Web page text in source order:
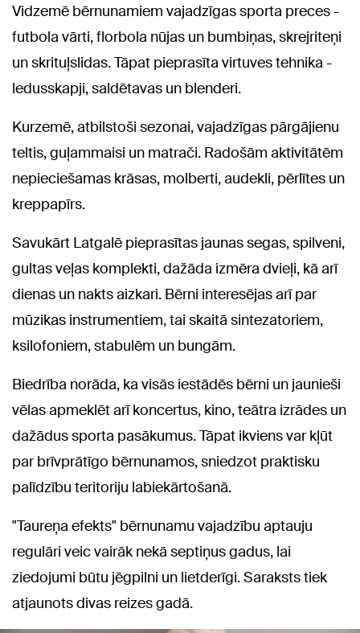
Vidzemē bērnunamiem vajadzīgas sporta preces -
futbola vārti, florbola nūjas un bumbiņas, skrejriteņi
un skrituļslidas. Tāpat pieprasīta virtuves tehnika -
ledusskapji, saldētavas un blenderi.
Kurzemē, atbilstoši sezonai, vajadzīgas pārgājienu
teltis, guļammaisi un matrači. Radošām aktivitātēm
nepieciešamas krāsas, molberti, audekli, pērlītes un
kreppapīrs.
Savukārt Latgalē pieprasītas jaunas segas, spilveni,
gultas veļas komplekti, dažāda izmēra dvieļi, kā arī
dienas un nakts aizkari. Bērni interesējas arī par
mūzikas instrumentiem, tai skaitā sintezatoriem,
ksilofoniem, stabulēm un bungām.
Biedrība norāda, ka visās iestādēs bērni un jaunieši
vēlas apmeklēt arī koncertus, kino, teātra izrādes un
dažādus sporta pasākumus. Tāpat ikviens var kļūt
par brīvprātīgo bērnunamos, sniedzot praktisku
palīdzību teritoriju labiekārtošanā.
"Taureņa efekts" bērnunamu vajadzību aptauju
regulāri veic vairāk nekā septiņus gadus, lai
ziedojumi būtu jēgpilni un lietderīgi. Saraksts tiek
atjaunots divas reizes gadā.